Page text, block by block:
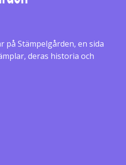
på Stämpelgården, en sida
deras historia och